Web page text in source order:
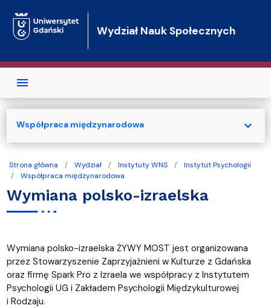
Wydział Nauk Społecznych
Strona główna Wydział Instytuty WNS
Instytut Psychologii
Współpraca międzynarodowa
Wymiana polsko-izraelska
Wymiana polsko-izraelska ŻYWY MOST jest organizowana
przez Stowarzyszenie Zaprzyjaźnieni w Kulturze z Gdańska
oraz firmę Spark Pro z Izraela we współpracy z Instytutem
Psychologii UG i Zakładem Psychologii Międzykulturowej
i Rodzaju.
Współpraca międzynarodowa expand_more